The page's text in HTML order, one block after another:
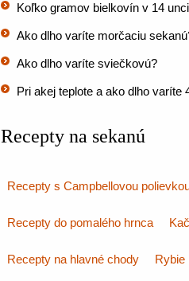
Koľko gramov bielkovín v 14
Ako dlho varíte morčaciu
Ako dlho varíte sviečkovú?
Pri akej teplote a ako dlho
Recepty na sekanú
Recepty s Campbellovou
Recepty do pomalého hrnca
Recepty na hlavné chody Rybie